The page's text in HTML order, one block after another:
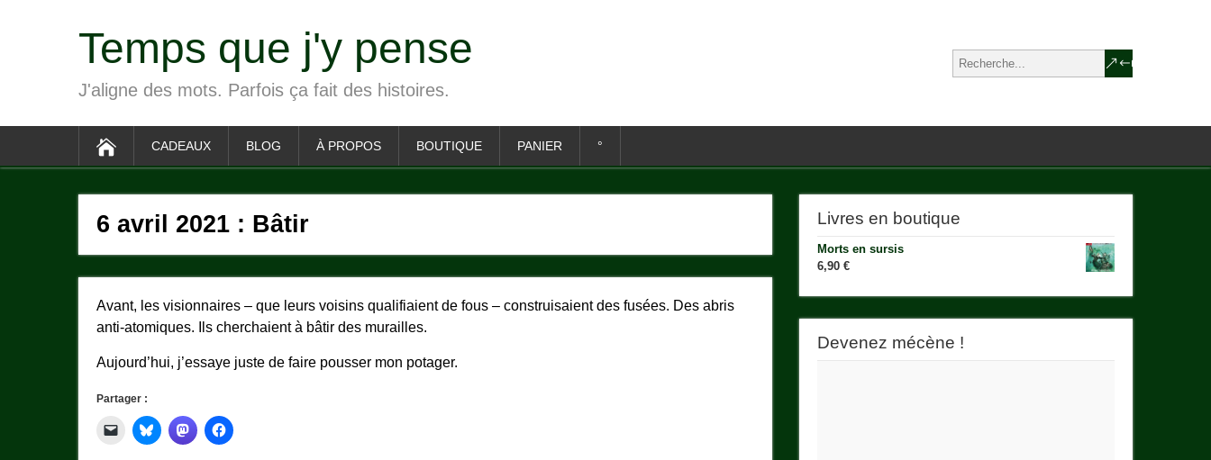
Temps que j'y pense
J'aligne des mots. Parfois ça fait des histoires.
CADEAUX BLOG À PROPOS BOUTIQUE PANIER °
6 avril 2021 : Bâtir
Avant, les visionnaires – que leurs voisins qualifiaient de fous – construisaient des fusées. Des abris
anti-atomiques. Ils cherchaient à bâtir des murailles.
Aujourd’hui, j’essaye juste de faire pousser mon potager.
Partager :
Livres en boutique
Morts en sursis
6,90 €
Devenez mécène !